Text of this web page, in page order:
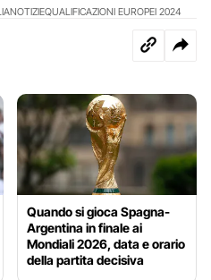
NOTIZIEQUALIFICAZIONI EUROPEI 2024
Quando si gioca Spagna-
Argentina in finale ai
Mondiali 2026, data e orario
della partita decisiva